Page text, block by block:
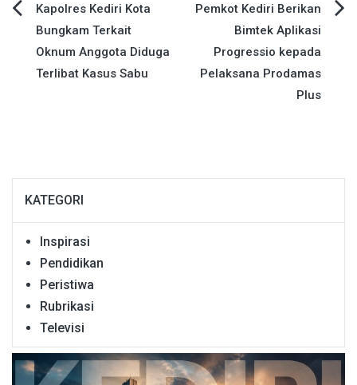
Navigasi
pos
Kapolres Kediri Kota
Bungkam Terkait
Oknum Anggota Diduga
Terlibat Kasus Sabu
Pemkot Kediri Berikan
Bimtek Aplikasi
Progressio kepada
Pelaksana Prodamas
Plus
KATEGORI
Inspirasi
Pendidikan
Peristiwa
Rubrikasi
Televisi